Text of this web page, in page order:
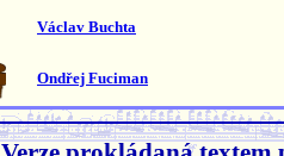
Václav Buchta
Ondřej Fuciman